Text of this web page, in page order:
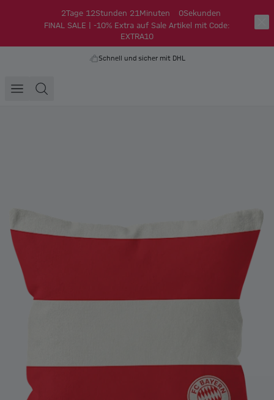
2Tage 12Stunden 21Minuten 0Sekunden
FINAL SALE | -10% Extra auf Sale Artikel mit Code:
EXTRA10
Schnell und sicher mit DHL